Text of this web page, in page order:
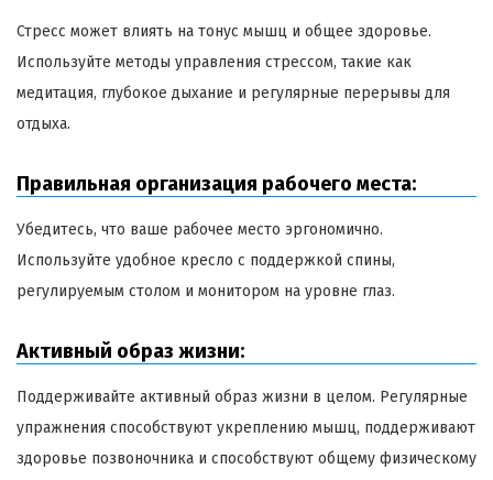
Стресс может влиять на тонус мышц и общее здоровье.
Используйте методы управления стрессом, такие как
медитация, глубокое дыхание и регулярные перерывы для
отдыха.
Правильная организация рабочего места:
Убедитесь, что ваше рабочее место эргономично.
Используйте удобное кресло с поддержкой спины,
регулируемым столом и монитором на уровне глаз.
Активный образ жизни:
Поддерживайте активный образ жизни в целом. Регулярные
упражнения способствуют укреплению мышц, поддерживают
здоровье позвоночника и способствуют общему физическому